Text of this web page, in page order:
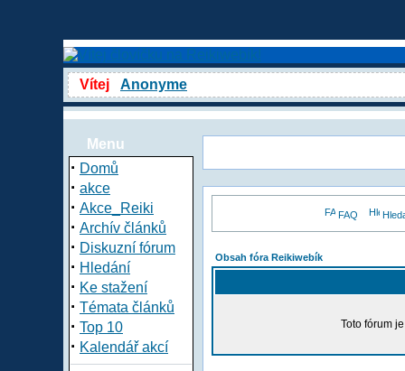
Vítej Anonyme
Menu
· Domů
· akce
· Akce_Reiki
· Archív článků
· Diskuzní fórum
· Hledání
· Ke stažení
· Témata článků
· Top 10
· Kalendář akcí
FAQ
Obsah fóra Reikiwebík
Toto fórum